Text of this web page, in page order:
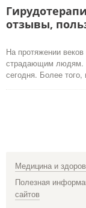
отзывы,
На протяжении
страдающим людям.
сегодня. Более того,
Медицина и
Полезная
сайтов